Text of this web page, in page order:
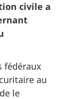
civile a
fédéraux
au
le